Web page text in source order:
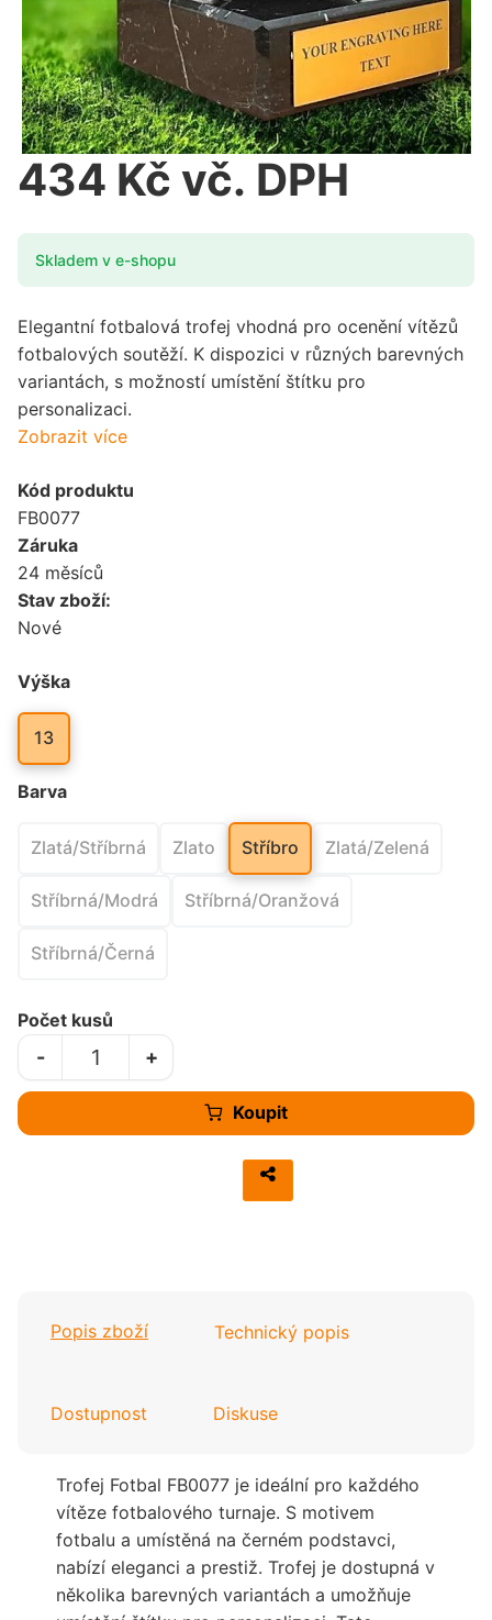
434 Kč vč. DPH
Skladem v e-shopu
Elegantní fotbalová trofej vhodná pro ocenění vítězů
fotbalových soutěží. K dispozici v různých barevných
variantách, s možností umístění štítku pro
personalizaci.
Zobrazit více
Kód produktu
FB0077
Záruka
24 měsíců
Stav zboží:
Nové
Výška
13
Barva
Zlatá/Stříbrná Zlato Stříbro Zlatá/Zelená
Stříbrná/Modrá Stříbrná/Oranžová
Stříbrná/Černá
Koupit
Počet kusů
+
-
Popis zboží Technický popis
Dostupnost Diskuse
Trofej Fotbal FB0077 je ideální pro každého
vítěze fotbalového turnaje. S motivem
fotbalu a umístěná na černém podstavci,
nabízí eleganci a prestiž. Trofej je dostupná v
několika barevných variantách a umožňuje